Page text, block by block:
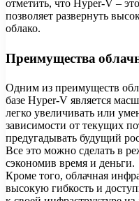
отметить, что Hyper-V –
позволяет развернуть
облако.
Преимущества
Одним из преимуществ
базе Hyper-V является
легко увеличивать или
зависимости от текущих
предугадывать будущий
Все это можно сделать в
сэкономив время и деньги.
Кроме того, облачная
высокую гибкость и